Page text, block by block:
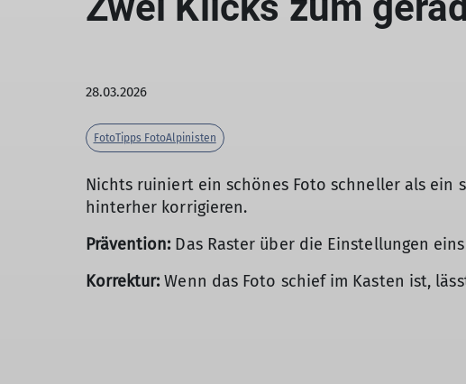
28.03.2026
FotoTipps FotoAlpinisten
Nichts ruiniert ein schönes Foto schneller als ein
hinterher korrigieren.
Prävention: Das Raster über die Einstellungen
Korrektur: Wenn das Foto schief im Kasten ist,